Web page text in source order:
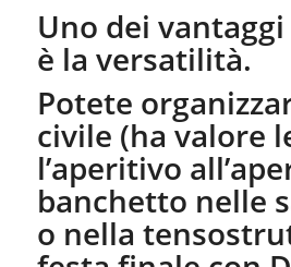
Uno dei
è la versatilità.
Potete
civile (ha valore
l’aperitivo
banchetto nelle
o nella